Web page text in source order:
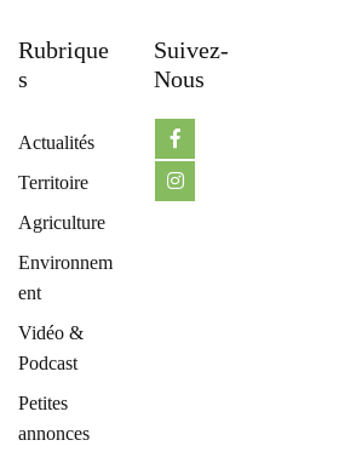
Rubrique
S
Actualités
Territoire
Agriculture
Environnem
ent
Vidéo &
Podcast
Petites
annonces
Suivez-
Nous